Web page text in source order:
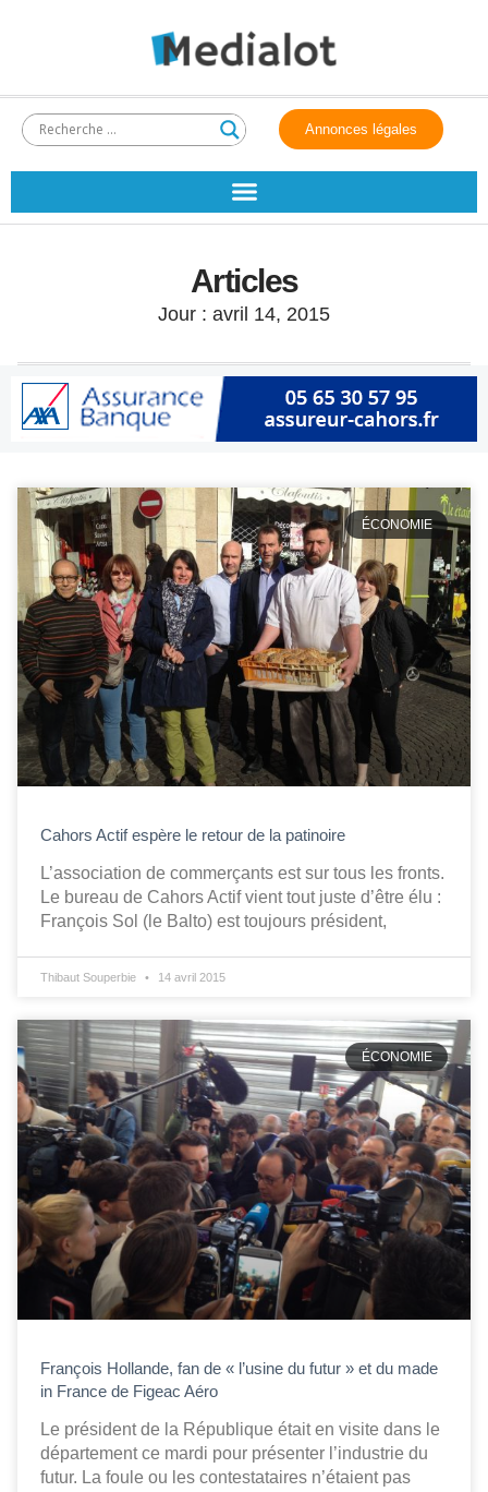
Annonces légales
Articles
Jour : avril 14, 2015
ÉCONOMIE
Cahors Actif espère le retour de la patinoire
L’association de commerçants est sur tous les fronts.
Le bureau de Cahors Actif vient tout juste d’être élu :
François Sol (le Balto) est toujours président,
Thibaut Souperbie 14 avril 2015
ÉCONOMIE
François Hollande, fan de « l’usine du futur » et du made
in France de Figeac Aéro
Le président de la République était en visite dans le
département ce mardi pour présenter l’industrie du
futur. La foule ou les contestataires n’étaient pas